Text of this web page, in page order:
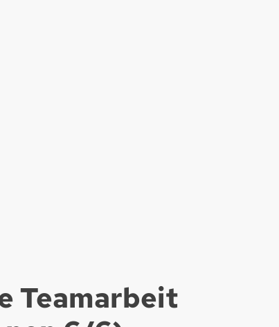
Teamarbeit